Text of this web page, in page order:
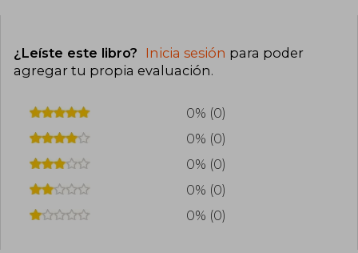
¿Leíste este libro? Inicia sesión para poder
agregar tu propia evaluación.
0% (0)
0% (0)
0% (0)
0% (0)
0% (0)